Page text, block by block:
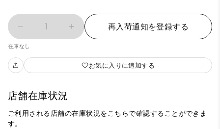
1 再入荷通知を登録する
在庫なし
お気に入りに追加する
店舗在庫状況
ご利用される店舗の在庫状況をこちらで確認することができま
す。